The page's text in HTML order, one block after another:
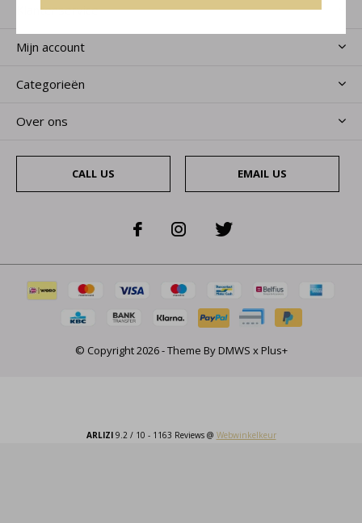
Klantenservice
Mijn account
Categorieën
Over ons
CALL US EMAIL US
© Copyright2026- Theme ByDMWS x Plus+
ARLIZI9.2 / 10 - 1163 Reviews @ Webwinkelkeur